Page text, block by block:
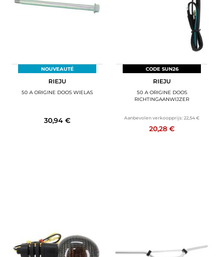
NOUVEAUTÉ
RIEJU
50 A ORIGINE DOOS WIELAS
30,94 €
CODE SUN26
RIEJU
50 A ORIGINE DOOS
RICHTINGAANWIJZER
Aanbevolen verkoopprijs:22,54 €
20,28 €